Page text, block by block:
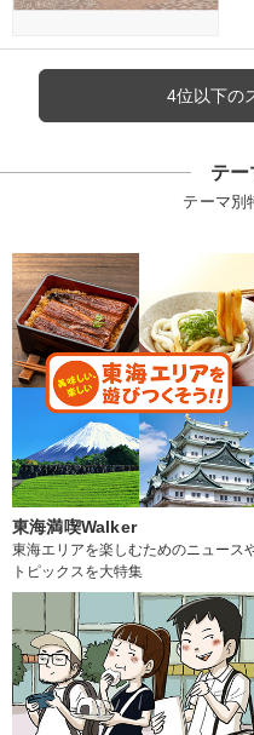
4位以下の
テ
テーマ別
東海満喫Walker
東海エリアを楽しむためのニュース
トピックスを大特集